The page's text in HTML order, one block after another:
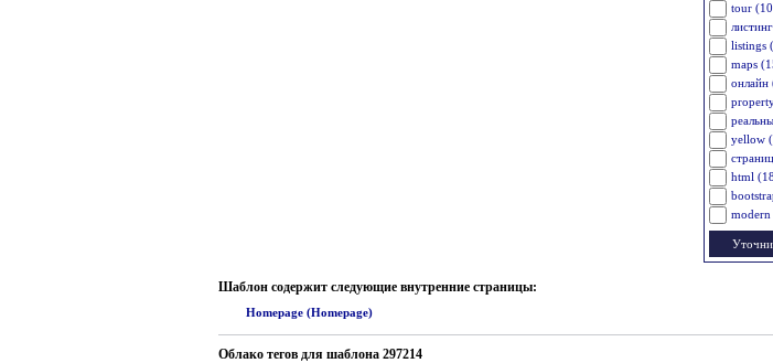
tour
listings
maps
онлайн
yellow
html
Шаблон содержит следующие внутренние страницы:
Homepage (Homepage)
Облако тегов для шаблона 297214